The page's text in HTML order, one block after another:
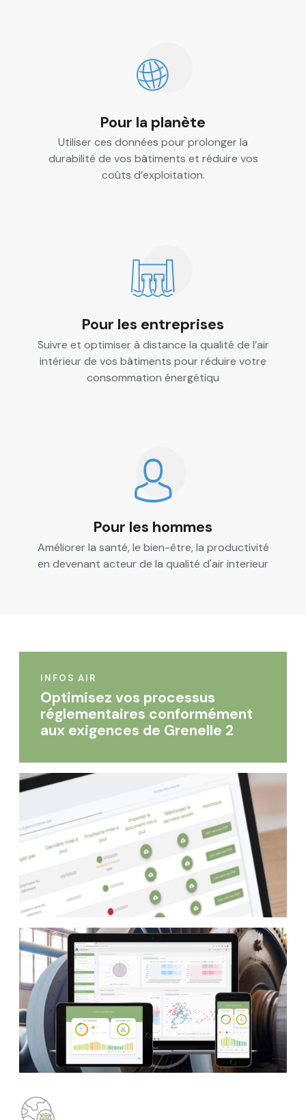
Pour la planète
Utiliser ces données pour prolonger la
durabilité de vos bâtiments et réduire vos
coûts d’exploitation.
Pour les entreprises
Suivre et optimiser à distance la qualité de l’air
intérieur de vos bâtiments pour réduire votre
consommation énergétiqu
Pour les hommes
Améliorer la santé, le bien-être, la productivité
en devenant acteur de la qualité d'air interieur
INFOS AIR
Optimisez vos processus
réglementaires conformément
aux exigences de Grenelle 2